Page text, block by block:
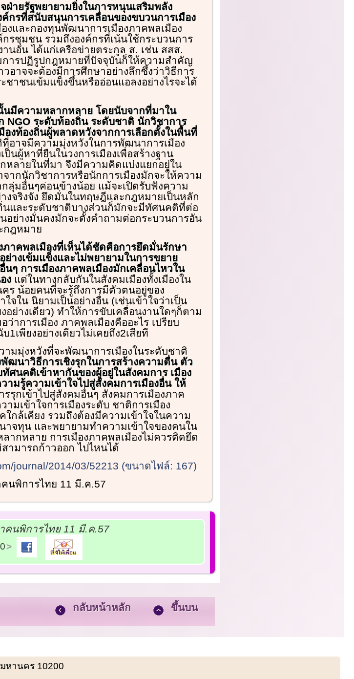
ายรัฐพยายามยิ่งในการหนุนเสริมพลัง
กรที่สนับสนุนการเคลื่อนของขบวนการเมือง
และกองทุนพัฒนาการเมืองภาคพลเมือง
รชุมชน รวมถึงองค์กรที่เน้นใช้กระบวนการ
นอัน ได้แก่เครือข่ายตระกูล ส. เช่น สสส.
ารปฏิรูปกฎหมายที่ปัจจุบันก็ให้ความสำคัญ
อาจจะต้องมีการศึกษาอย่างลึกซึ้งว่าวิธีการ
ชาชนเข้มแข็งขึ้นหรืออ่อนแอลงอย่างไรจะได้
นมีความหลากหลาย โดยนับจากที่มาใน
NGO ระดับท้องถิ่น ระดับชาติ นักวิชาการ
งท้องถิ่นผู้พลาดหวังจากการเลือกตั้งในพื้นที่
อาจมีความมุ่งหวังในการพัฒนาการเมือง
นผู้หาที่ยืนในวงการเมืองเพื่อสร้างฐาน
หลายในที่มา จึงมีความคิดแบ่งแยกอยู่ใน
ากนักวิชาการหรือนักการเมืองมักจะให้ความ
มอื่นๆค่อนข้างน้อย แม้จะเปิดรับฟังความ
งจริงจัง ยึดมั่นในทฤษฎีและกฎหมายเป็นหลัก
นและระดับชาติบางส่วนก็มักจะมีทัศนคติที่ต่อ
ย่างมั่นคงมักจะตั้งคำถามต่อกระบวนการอัน
กฎหมาย
าคพลเมืองที่เห็นได้ชัดคือการยึดมั่นรักษา
างเข้มแข็งและไม่พยายามในการขยาย
ๆ การเมืองภาคพลเมืองมักเคลื่อนไหวใน
งแต่ในทางกลับกันในสังคมเมืองทั้งเมืองใน
ร น้อยคนที่จะรู้ถึงการมีตัวตนอยู่ของ
จใน นิยามเป็นอย่างอื่น (เช่นเข้าใจว่าเป็น
อย่างเดียว) ทำให้การขับเคลื่อนงานใดๆก็ตาม
าการเมือง ภาคพลเมืองคืออะไร เปรียบ
เพียงอย่างเดียวไม่เคยถึง2เสียที
ามมุ่งหวังที่จะพัฒนาการเมืองในระดับชาติ
ฒนาวิธีการเชิงรุกในการสร้างความตื่น ตัว
ศนคติเข้าหากันของผู้อยู่ในสังคมการ เมือง
ามรู้ความเข้าใจไปสู่สังคมการเมืองอื่น ให้
รุกเข้าไปสู่สังคมอื่นๆ สังคมการเมืองภาค
มเข้าใจการเมืองระดับ ชาติการเมือง
กล้เคียง รวมถึงต้องมีความเข้าใจในความ
าจทุน และพยายามทำความเข้าใจของคนใน
กหลาย การเมืองภาคพลเมืองไม่ควรติดยึด
มารถก้าวออก ไปไหนได้
journal/2014/03/52213 (ขนาดไฟล์: 167)
นพิการไทย 11 มี.ค.57
นพิการไทย 11 มี.ค.57
กลับหน้าหลัก ขึ้นบน
หานคร 10200